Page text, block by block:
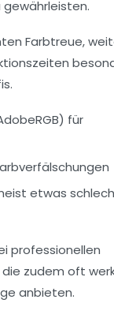
Farbtreue,
für
etwas
professionellen
die zudem oft
anbieten.